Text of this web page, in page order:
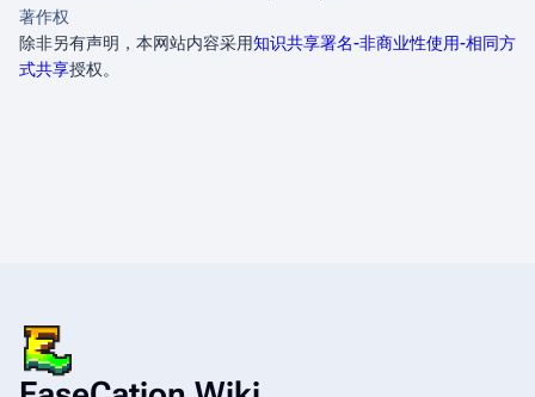
著作权
除非另有声明，本网站内容采用知识共享署名-非商业性使用-相同方
式共享授权。